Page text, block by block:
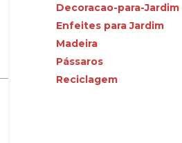
Decoracao-para-Jardim
Enfeites para Jardim
Madeira
Pássaros
Reciclagem